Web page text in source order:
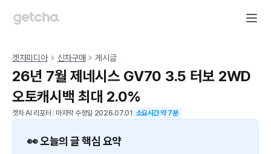
겟차피디아 신차구매 게시글
26년 7월 제네시스 GV70 3.5 터보 2WD
오토캐시백 최대 2.0%
겟차 AI 리포터 마지막 수정일 2026.07.01 소요시간 약7분
👀 오늘의 글 핵심 요약